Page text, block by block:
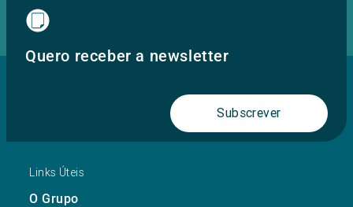
Quero receber a newsletter
Subscrever
Links Úteis
O Grupo